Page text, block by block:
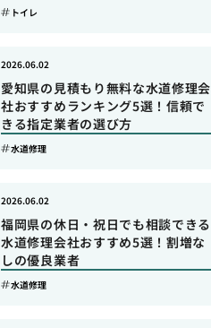
トイレ
愛知県の見積もり無料な水道修理会
社おすすめランキング5選！信頼で
きる指定業者の選び方
2026.06.02
水道修理
福岡県の休日・祝日でも相談できる
水道修理会社おすすめ5選！割増な
しの優良業者
2026.06.02
水道修理